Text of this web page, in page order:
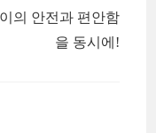
의 안전과 편안함
을 동시에!